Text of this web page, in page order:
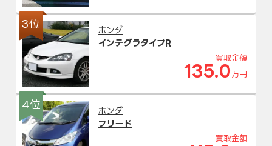
3位
ホンダ
インテグラタイプR
買取金額
135.0 万円
4位
ホンダ
フリード
買取金額